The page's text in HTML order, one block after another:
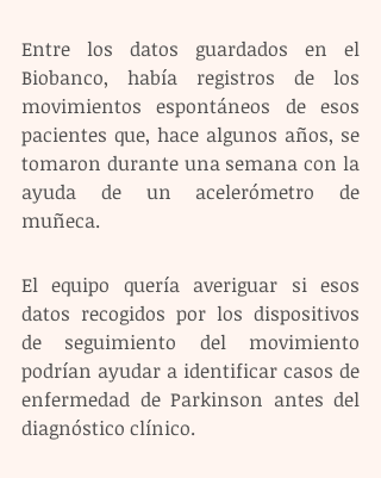
Entre los datos guardados en el
Biobanco, había registros de los
movimientos espontáneos de esos
pacientes que, hace algunos años, se
tomaron durante una semana con la
ayuda de un acelerómetro de
muñeca.
El equipo quería averiguar si esos
datos recogidos por los dispositivos
de seguimiento del movimiento
podrían ayudar a identificar casos de
enfermedad de Parkinson antes del
diagnóstico clínico.